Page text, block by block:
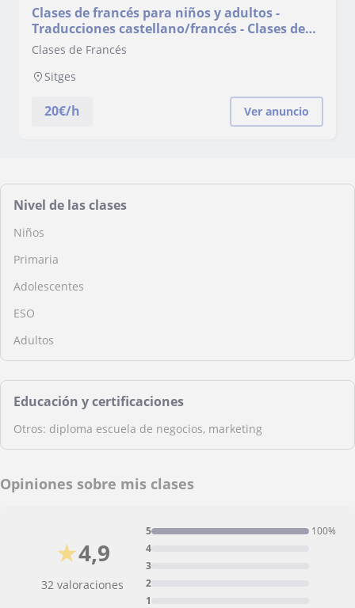
Clases de francés para niños y adultos -
Traducciones castellano/francés - Clases de
castellano para franceses todos niveles
Clases de Francés
Sitges
20€/h Ver anuncio
Nivel de las clases
Niños
Primaria
Adolescentes
ESO
Adultos
Educación y certificaciones
Otros: diploma escuela de negocios, marketing
Opiniones sobre mis clases
4,9
★
32 valoraciones
1
2
3
4
5 100%